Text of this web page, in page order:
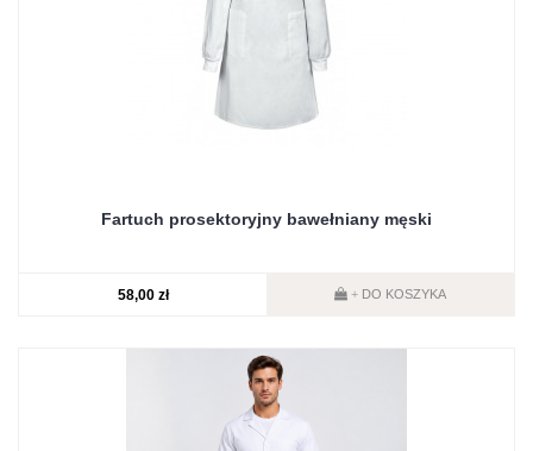
Fartuch prosektoryjny bawełniany męski
58,00 zł + DO KOSZYKA